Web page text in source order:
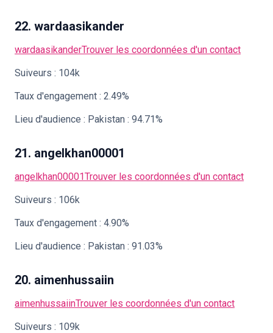
22. wardaasikander
wardaasikanderTrouver les coordonnées d'un contact
Suiveurs : 104k
Taux d'engagement : 2.49%
Lieu d'audience : Pakistan : 94.71%
21. angelkhan00001
angelkhan00001Trouver les coordonnées d'un contact
Suiveurs : 106k
Taux d'engagement : 4.90%
Lieu d'audience : Pakistan : 91.03%
20. aimenhussaiin
aimenhussaiinTrouver les coordonnées d'un contact
Suiveurs : 109k